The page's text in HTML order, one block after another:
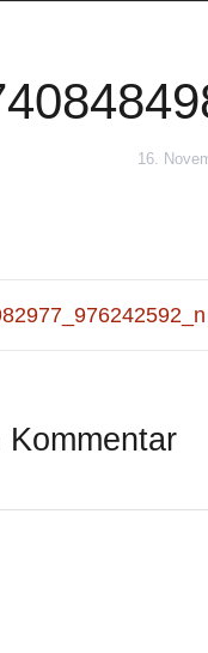
16.
Kommentar